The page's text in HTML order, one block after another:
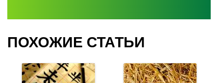
ПОХОЖИЕ СТАТЬИ